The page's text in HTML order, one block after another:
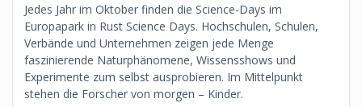
Jedes Jahr im Oktober finden die Science-Days im
Europapark in Rust Science Days. Hochschulen, Schulen,
Verbände und Unternehmen zeigen jede Menge
faszinierende Naturphänomene, Wissensshows und
Experimente zum selbst ausprobieren. Im Mittelpunkt
stehen die Forscher von morgen – Kinder.